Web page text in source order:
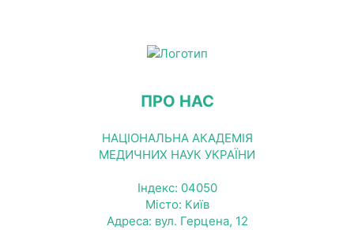
ПРО НАС
НАЦІОНАЛЬНА АКАДЕМІЯ
МЕДИЧНИХ НАУК УКРАЇНИ
Індекс: 04050
Місто: Київ
Адреса: вул. Герцена, 12